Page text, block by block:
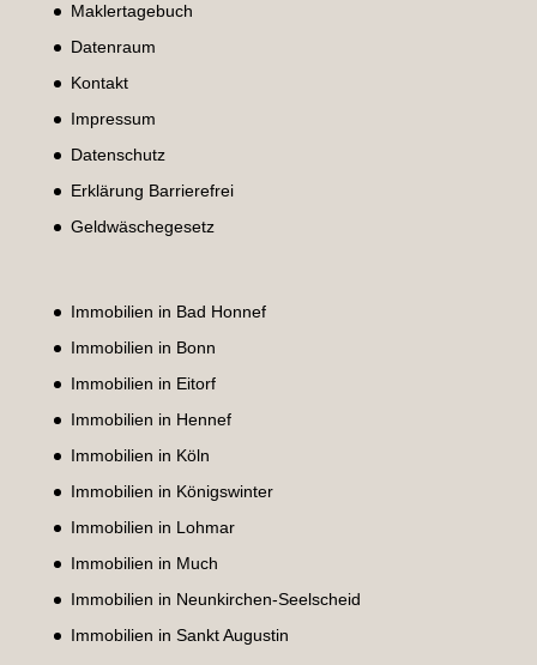
Maklertagebuch
Datenraum
Kontakt
Impressum
Datenschutz
Erklärung Barrierefrei
Geldwäschegesetz
Immobilien in Bad Honnef
Immobilien in Bonn
Immobilien in Eitorf
Immobilien in Hennef
Immobilien in Köln
Immobilien in Königswinter
Immobilien in Lohmar
Immobilien in Much
Immobilien in Neunkirchen-Seelscheid
Immobilien in Sankt Augustin